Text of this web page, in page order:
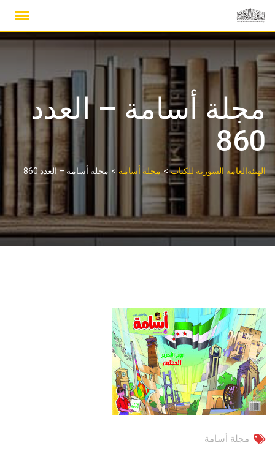
content
مجلة أسامة – العدد
860
الهيئةالعامة السورية للكتاب>مجلة أسامة > مجلة أسامة – العدد 860
مجلة أسامة